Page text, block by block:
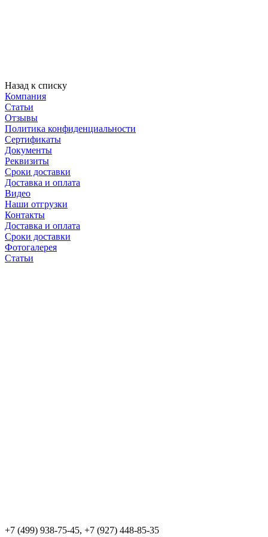
Назад к списку
Компания
Статьи
Отзывы
Политика конфиденциальности
Сертификаты
Документы
Реквизиты
Сроки доставки
Доставка и оплата
Видео
Наши отгрузки
Контакты
Доставка и оплата
Сроки доставки
Фотогалерея
Статьи
+7 (499) 938-75-45, +7 (927) 448-85-35